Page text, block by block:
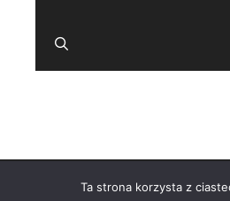
Ta strona korzysta z